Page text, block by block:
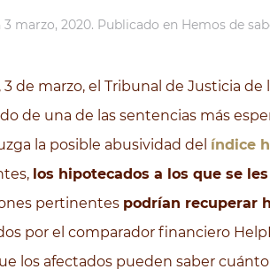
3 marzo, 2020. Publicado en Hemos de
de marzo, el Tribunal de Justicia de
de una de las sentencias más
la posible abusividad del índice
los hipotecados a los que se
pertinentes podrían recuperar
por el comparador financiero
los afectados pueden saber